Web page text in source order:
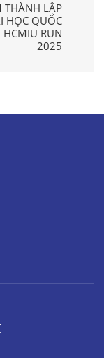
THÀNH LẬP
HỌC QUỐC
RUN
2025